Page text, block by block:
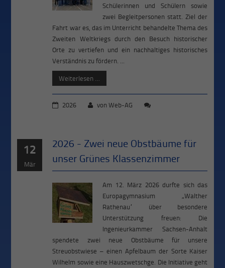
Schülerinnen und Schülern sowie
zwei Begleitpersonen statt. Ziel der
Fahrt war es, das im Unterricht behandelte Thema des
Zweiten Weltkriegs durch den Besuch historischer
Orte zu vertiefen und ein nachhaltiges historisches
Verständnis zu fördern. ...
Weiterlesen …
2026 vonWeb-AG
12
Mär
2026 - Zwei neue Obstbäume für
unser Grünes Klassenzimmer
Am 12. März 2026 durfte sich das
Europagymnasium „Walther
Rathenau“ über besondere
Unterstützung freuen: Die
Ingenieurkammer Sachsen-Anhalt
spendete zwei neue Obstbäume für unsere
Streuobstwiese – einen Apfelbaum der Sorte Kaiser
Wilhelm sowie eine Hauszwetschge. Die Initiative geht